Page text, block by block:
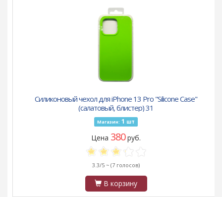
Силиконовый чехол для iPhone 13 Pro "Silicone Case"
(салатовый, блистер) 31
Магазин: 1 шт
Цена 380руб.
3.3/5 ~ (7 голосов)
В корзину